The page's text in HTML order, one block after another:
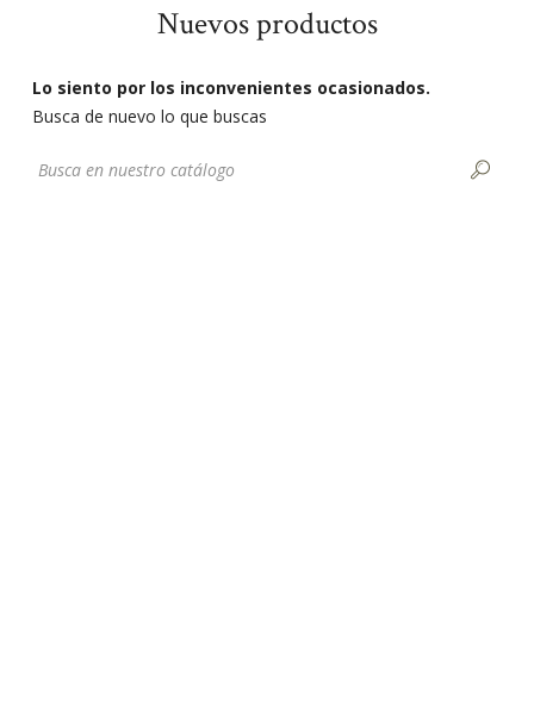
Nuevos productos
Nuevos productos
Lo siento por los inconvenientes ocasionados.
Busca de nuevo lo que buscas